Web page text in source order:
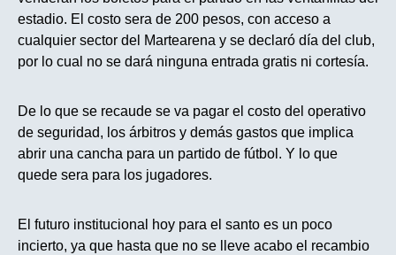
estadio. El costo sera de 200 pesos, con acceso a
cualquier sector del Martearena y se declaró día del club,
por lo cual no se dará ninguna entrada gratis ni cortesía.
De lo que se recaude se va pagar el costo del operativo
de seguridad, los árbitros y demás gastos que implica
abrir una cancha para un partido de fútbol. Y lo que
quede sera para los jugadores.
El futuro institucional hoy para el santo es un poco
incierto, ya que hasta que no se lleve acabo el recambio